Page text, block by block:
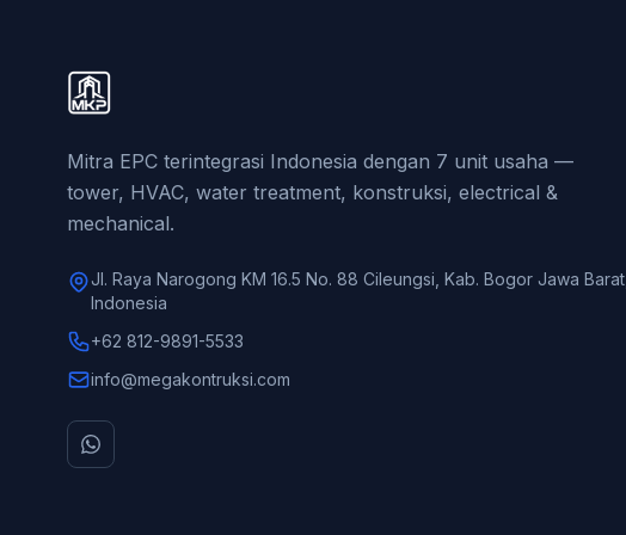
Mitra EPC terintegrasi Indonesia dengan 7 unit usaha —
tower, HVAC, water treatment, konstruksi, electrical &
mechanical.
Jl. Raya Narogong KM 16.5 No. 88 Cileungsi, Kab. Bogor Jawa Barat,
Indonesia
+62 812-9891-5533
info@megakontruksi.com